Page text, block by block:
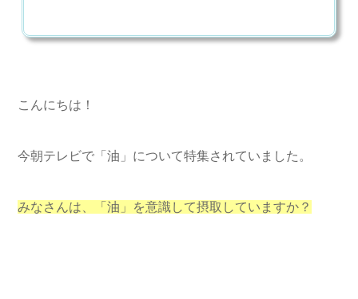
こんにちは！
今朝テレビで「油」について特集されていました。
みなさんは、「油」を意識して摂取していますか？